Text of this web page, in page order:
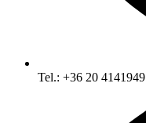
Tel.: +36 20 4141949